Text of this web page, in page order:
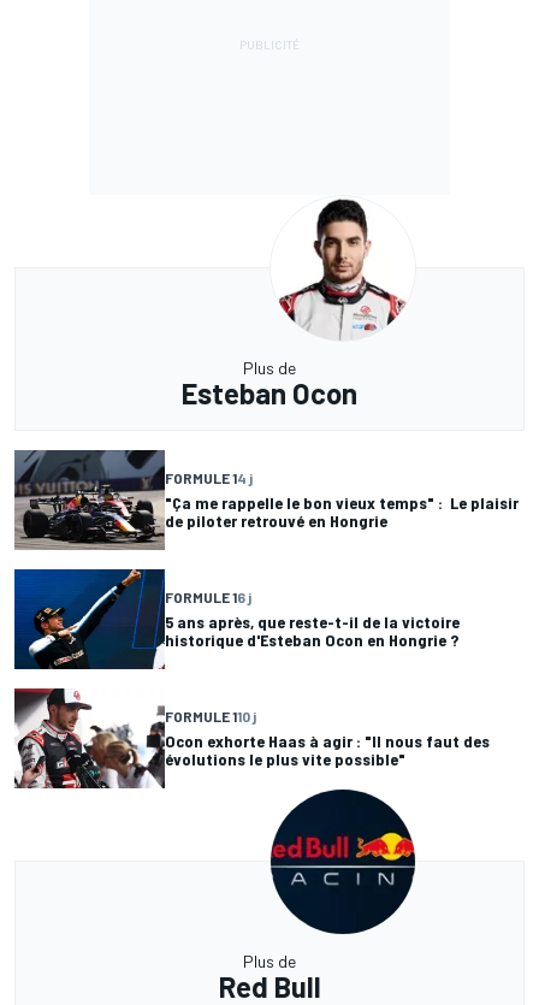
Plus de
Esteban Ocon
FORMULE 14 j
"Ça me rappelle le bon vieux temps" : Le plaisir
de piloter retrouvé en Hongrie
FORMULE 16 j
5 ans après, que reste-t-il de la victoire
historique d'Esteban Ocon en Hongrie ?
FORMULE 110 j
Ocon exhorte Haas à agir : "Il nous faut des
évolutions le plus vite possible"
Plus de
Red Bull